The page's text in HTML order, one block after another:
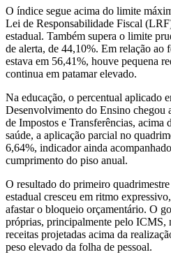
O índice segue acima do limite
Lei de Responsabilidade Fiscal
estadual. Também supera o limite
de alerta, de 44,10%. Em relação ao
estava em 56,41%, houve pequena
continua em patamar elevado.
Na educação, o percentual aplicado
Desenvolvimento do Ensino chegou
de Impostos e Transferências,
saúde, a aplicação parcial no
6,64%, indicador ainda
cumprimento do piso anual.
O resultado do primeiro
estadual cresceu em ritmo
afastar o bloqueio orçamentário. O
próprias, principalmente pelo ICMS,
receitas projetadas acima da
peso elevado da folha de pessoal.